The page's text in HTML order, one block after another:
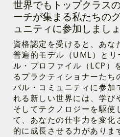
世界でもトップクラス
ーチが集まる私たちの
ュニティに参加しましょ
資格認定を受けると、あな
普遍的モデル（UML）と
ル・プロファイル（LCP）
るプラクティショナーたち
バル・コミュニティに参加
れる新しい世界には、学び
そしてテクノロジーを駆使
て、あなたの仕事力を変化
的に成長させる力がありま